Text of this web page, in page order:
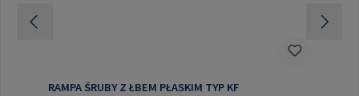
RAMPA ŚRUBY Z ŁBEM PŁASKIM TYP KF